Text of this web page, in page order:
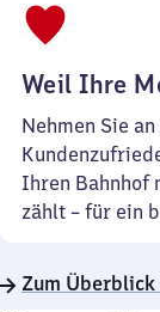
Weil Ihre
Nehmen Sie
Ihren Bahnhof
zählt – für ein
Zum